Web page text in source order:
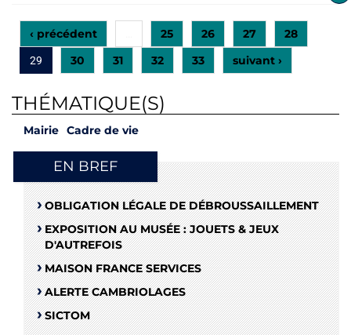
‹ précédent 25 26 27 28
29 30 31 32 33 suivant ›
THÉMATIQUE(S)
Mairie Cadre de vie
EN BREF
OBLIGATION LÉGALE DE DÉBROUSSAILLEMENT
EXPOSITION AU MUSÉE : JOUETS & JEUX
D'AUTREFOIS
MAISON FRANCE SERVICES
ALERTE CAMBRIOLAGES
SICTOM